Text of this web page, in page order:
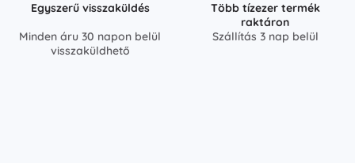
Egyszerű visszaküldés
Minden áru 30 napon belül
visszaküldhető
Több tízezer termék
raktáron
Szállítás 3 nap belül